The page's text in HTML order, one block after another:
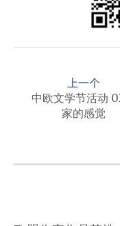
a
上一个
中欧文学节活动
家的感觉